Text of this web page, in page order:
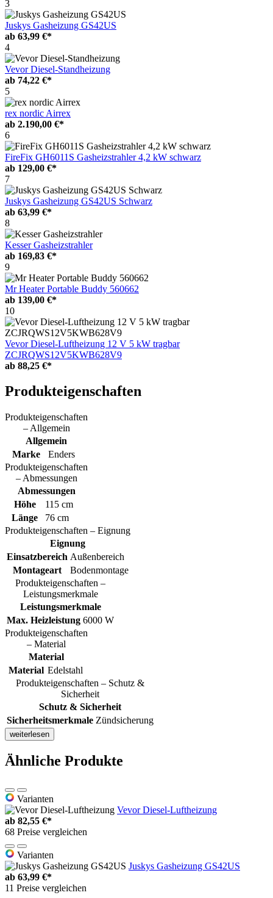
3
Juskys Gasheizung GS42US
ab 63,99 €*
4
Vevor Diesel-Standheizung
ab 74,22 €*
5
rex nordic Airrex
ab 2.190,00 €*
6
FireFix GH6011S Gasheizstrahler 4,2 kW schwarz
ab 129,00 €*
7
Juskys Gasheizung GS42US Schwarz
ab 63,99 €*
8
Kesser Gasheizstrahler
ab 169,83 €*
9
Mr Heater Portable Buddy 560662
ab 139,00 €*
10
Vevor Diesel-Luftheizung 12 V 5 kW tragbar
ZCJRQWS12V5KWB628V9
ab 88,25 €*
Produkteigenschaften
Produkteigenschaften
– Allgemein
Allgemein
Marke
Enders
Produkteigenschaften
– Abmessungen
Abmessungen
Höhe
115 cm
Länge
76 cm
Produkteigenschaften – Eignung
Eignung
Einsatzbereich Außenbereich
Montageart
Bodenmontage
Produkteigenschaften –
Leistungsmerkmale
Leistungsmerkmale
Max. Heizleistung 6000 W
Produkteigenschaften
– Material
Material
Material Edelstahl
Produkteigenschaften – Schutz &
Sicherheit
Schutz & Sicherheit
Sicherheitsmerkmale Zündsicherung
weiterlesen
Ähnliche Produkte
Varianten
Vevor Diesel-Luftheizung
ab 82,55 €*
68 Preise vergleichen
Varianten
Juskys Gasheizung GS42US
ab 63,99 €*
11 Preise vergleichen